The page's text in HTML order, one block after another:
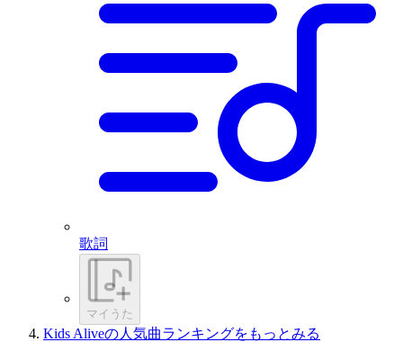
歌詞
マイうた
Kids Aliveの人気曲ランキングをもっとみる